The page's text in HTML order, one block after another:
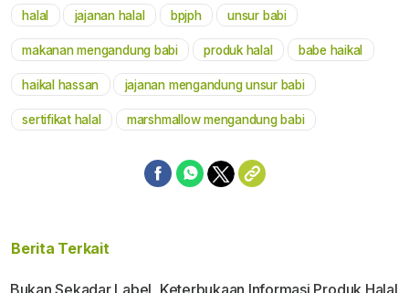
halal jajanan halal bpjph unsur babi
makanan mengandung babi produk halal babe haikal
haikal hassan jajanan mengandung unsur babi
sertifikat halal marshmallow mengandung babi
Berita Terkait
Bukan Sekadar Label, Keterbukaan Informasi Produk Halal